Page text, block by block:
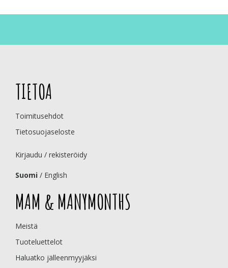
TIETOA
Toimitusehdot
Tietosuojaseloste
Kirjaudu / rekisteröidy
Suomi / English
MAM & MANYMONTHS
Meistä
Tuoteluettelot
Haluatko jälleenmyyjäksi